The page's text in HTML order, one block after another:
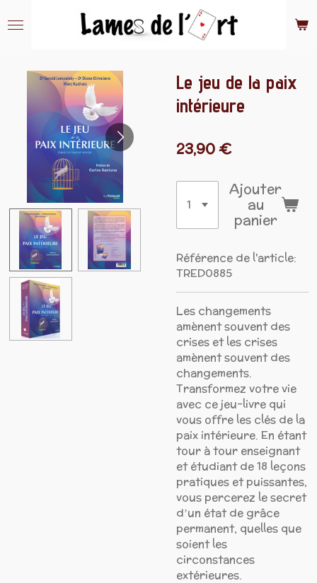
au
Le jeu de la paix
intérieure
23,90 €
Ajouter
au
panier
Référence de l'article:
TRED0885
Les changements
amènent souvent des
crises et les crises
amènent souvent des
changements.
Transformez votre vie
avec ce jeu-livre qui
vous offre les clés de la
paix intérieure. En étant
tour à tour enseignant
et étudiant de 18 leçons
pratiques et puissantes,
vous percerez le secret
dʼun état de grâce
permanent, quelles que
soient les
circonstances
extérieures.